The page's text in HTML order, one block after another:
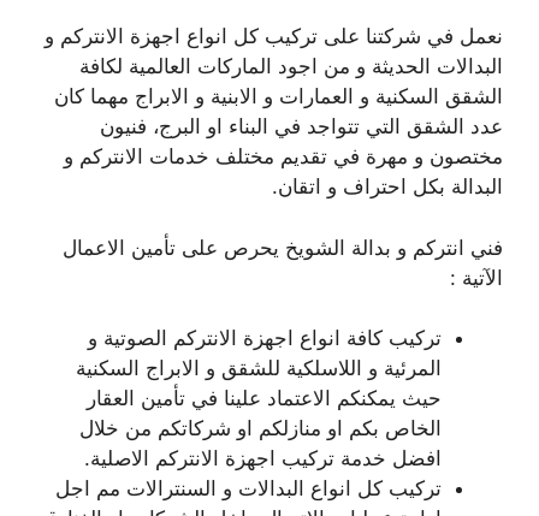
نعمل في شركتنا على تركيب كل انواع اجهزة الانتركم و
البدالات الحديثة و من اجود الماركات العالمية لكافة
الشقق السكنية و العمارات و الابنية و الابراج مهما كان
عدد الشقق التي تتواجد في البناء او البرج، فنيون
مختصون و مهرة في تقديم مختلف خدمات الانتركم و
البدالة بكل احتراف و اتقان.
فني انتركم و بدالة الشويخ يحرص على تأمين الاعمال
الآتية :
تركيب كافة انواع اجهزة الانتركم الصوتية و
المرئية و اللاسلكية للشقق و الابراج السكنية
حيث يمكنكم الاعتماد علينا في تأمين العقار
الخاص بكم او منازلكم او شركاتكم من خلال
افضل خدمة تركيب اجهزة الانتركم الاصلية.
تركيب كل انواع البدالات و السنترالات مم اجل